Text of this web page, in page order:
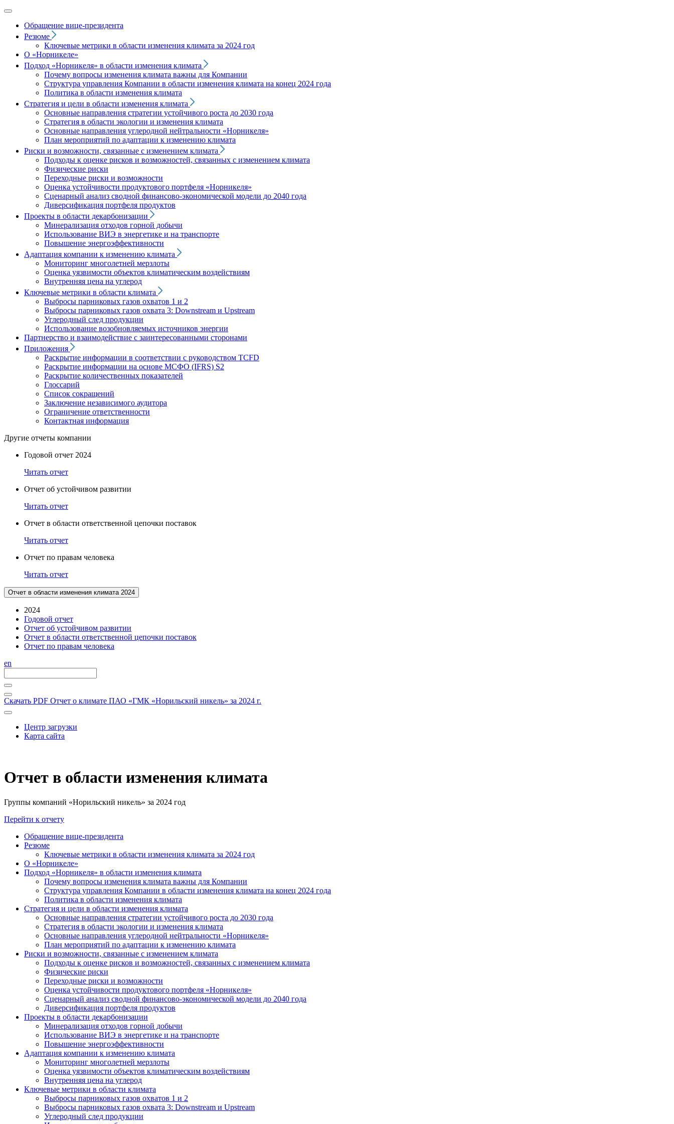
Обращение вице‑президента
Резюме
Ключевые метрики в области изменения климата за 2024 год
О «Норникеле»
Подход «Норникеля» в области изменения климата
Почему вопросы изменения климата важны для Компании
Структура управления Компании в области изменения климата на конец 2024 года
Политика в области изменения климата
Стратегия и цели в области изменения климата
Основные направления стратегии устойчивого роста до 2030 года
Стратегия в области экологии и изменения климата
Основные направления углеродной нейтральности «Норникеля»
План мероприятий по адаптации к изменению климата
Риски и возможности, связанные с изменением климата
Подходы к оценке рисков и возможностей, связанных с изменением климата
Физические риски
Переходные риски и возможности
Оценка устойчивости продуктового портфеля «Норникеля»
Сценарный анализ сводной финансово-экономической модели до 2040 года
Диверсификация портфеля продуктов
Проекты в области декарбонизации
Минерализация отходов горной добычи
Использование ВИЭ в энергетике и на транспорте
Повышение энергоэффективности
Адаптация компании к изменению климата
Мониторинг многолетней мерзлоты
Оценка уязвимости объектов климатическим воздействиям
Внутренняя цена на углерод
Ключевые метрики в области климата
Выбросы парниковых газов охватов 1 и 2
Выбросы парниковых газов охвата 3: Downstream и Upstream
Углеродный след продукции
Использование возобновляемых источников энергии
Партнерство и взаимодействие с заинтересованными сторонами
Приложения
Раскрытие информации в соответствии с руководством TCFD
Раскрытие информации на основе МСФО (IFRS) S2
Раскрытие количественных показателей
Глоссарий
Список сокращений
Заключение независимого аудитора
Ограничение ответственности
Контактная информация
Другие отчеты компании
Годовой отчет 2024
Читать отчет
Отчет об устойчивом развитии
Читать отчет
Отчет в области ответственной цепочки поставок
Читать отчет
Отчет по правам человека
Читать отчет
Отчет в области изменения климата 2024
2024
Годовой отчет
Отчет об устойчивом развитии
Отчет в области ответственной цепочки поставок
Отчет по правам человека
en
Скачать PDF Отчет о климате ПАО «ГМК «Норильский никель» за 2024 г.
Центр загрузки
Карта сайта
Отчет в области изменения климата
Группы компаний «Норильский никель» за 2024 год
Перейти к отчету
Обращение вице-президента
Резюме
Ключевые метрики в области изменения климата за 2024 год
О «Норникеле»
Подход «Норникеля» в области изменения климата
Почему вопросы изменения климата важны для Компании
Структура управления Компании в области изменения климата на конец 2024 года
Политика в области изменения климата
Стратегия и цели в области изменения климата
Основные направления стратегии устойчивого роста до 2030 года
Стратегия в области экологии и изменения климата
Основные направления углеродной нейтральности «Норникеля»
План мероприятий по адаптации к изменению климата
Риски и возможности, связанные с изменением климата
Подходы к оценке рисков и возможностей, связанных с изменением климата
Физические риски
Переходные риски и возможности
Оценка устойчивости продуктового портфеля «Норникеля»
Сценарный анализ сводной финансово-экономической модели до 2040 года
Диверсификация портфеля продуктов
Проекты в области декарбонизации
Минерализация отходов горной добычи
Использование ВИЭ в энергетике и на транспорте
Повышение энергоэффективности
Адаптация компании к изменению климата
Мониторинг многолетней мерзлоты
Оценка уязвимости объектов климатическим воздействиям
Внутренняя цена на углерод
Ключевые метрики в области климата
Выбросы парниковых газов охватов 1 и 2
Выбросы парниковых газов охвата 3: Downstream и Upstream
Углеродный след продукции